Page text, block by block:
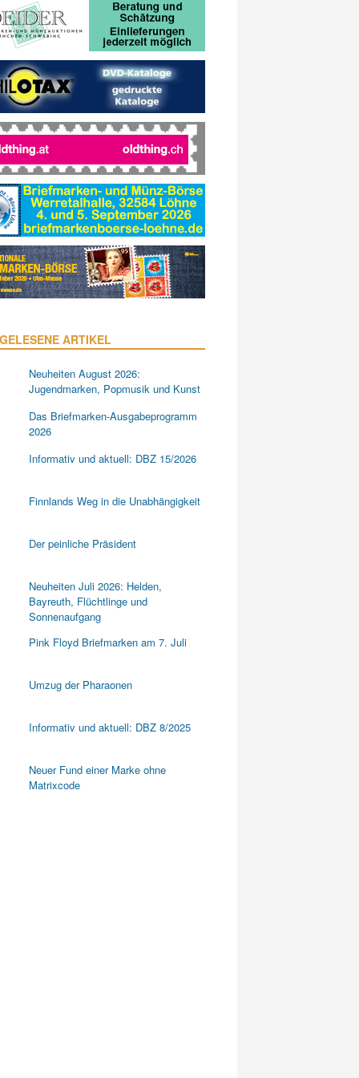
ARTIKEL
Neuheiten August 2026:
Jugendmarken, Popmusik und Kunst
Das Briefmarken-Ausgabeprogramm
2026
Informativ und aktuell: DBZ 15/2026
Finnlands Weg in die Unabhängigkeit
Der peinliche Präsident
Neuheiten Juli 2026: Helden,
Bayreuth, Flüchtlinge und
Sonnenaufgang
Pink Floyd Briefmarken am 7. Juli
Umzug der Pharaonen
Informativ und aktuell: DBZ 8/2025
Neuer Fund einer Marke ohne
Matrixcode